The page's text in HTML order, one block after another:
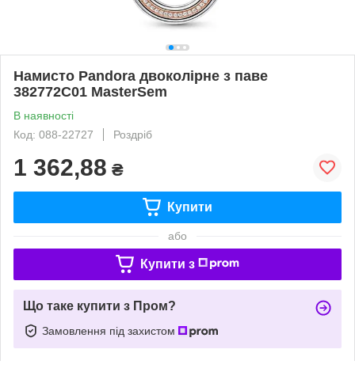
Намисто Pandora двоколірне з паве
382772C01 MasterSem
В наявності
Код: 088-22727
Роздріб
1 362,88 ₴
Купити
або
Купити з
Що таке купити з Пром?
Замовлення під захистом